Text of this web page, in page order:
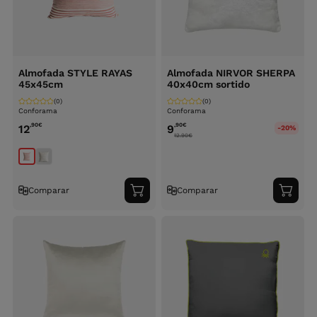
Almofada STYLE RAYAS
45x45cm
Conforama
(0)
12,90€
Comparar
Adicionar
ao
Almofada NIRVOR SHERPA
40x40cm sortido
Conforama
(0)
9,90€
12.90€
-20%
Comparar
ao